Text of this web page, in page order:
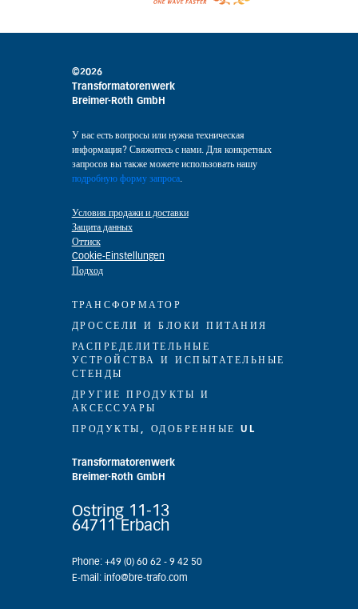
©2026
Transformatorenwerk
Breimer-Roth GmbH
У вас есть вопросы или нужна техническая
информация? Свяжитесь с нами. Для конкретных
запросов вы также можете использовать нашу
подробную форму запроса.
Условия продажи и доставки
Защита данных
Оттиск
Cookie-Einstellungen
Подход
ТРАНСФОРМАТОР
ДРОССЕЛИ И БЛОКИ ПИТАНИЯ
РАСПРЕДЕЛИТЕЛЬНЫЕ
УСТРОЙСТВА И ИСПЫТАТЕЛЬНЫЕ
СТЕНДЫ
ДРУГИЕ ПРОДУКТЫ И
АКСЕССУАРЫ
ПРОДУКТЫ, ОДОБРЕННЫЕ UL
Transformatorenwerk
Breimer-Roth GmbH
Ostring 11-13
64711 Erbach
Phone: +49 (0) 60 62 - 9 42 50
E-mail: info@bre-trafo.com